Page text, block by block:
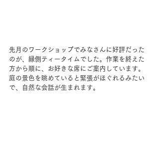
先月のワークショップでみなさんに好評だった
のが、縁側ティータイムでした。作業を終えた
方から順に、お好きな席にご案内しています。
庭の景色を眺めていると緊張がほぐれるみたい
で、自然な会話が生まれます。